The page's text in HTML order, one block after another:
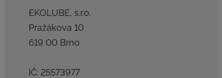
EKOLUBE, s.r.o.
Pražákova 10
619 00 Brno
IČ: 25573977